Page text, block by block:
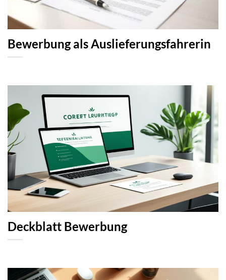
Bewerbung als Auslieferungsfahrerin
Deckblatt Bewerbung